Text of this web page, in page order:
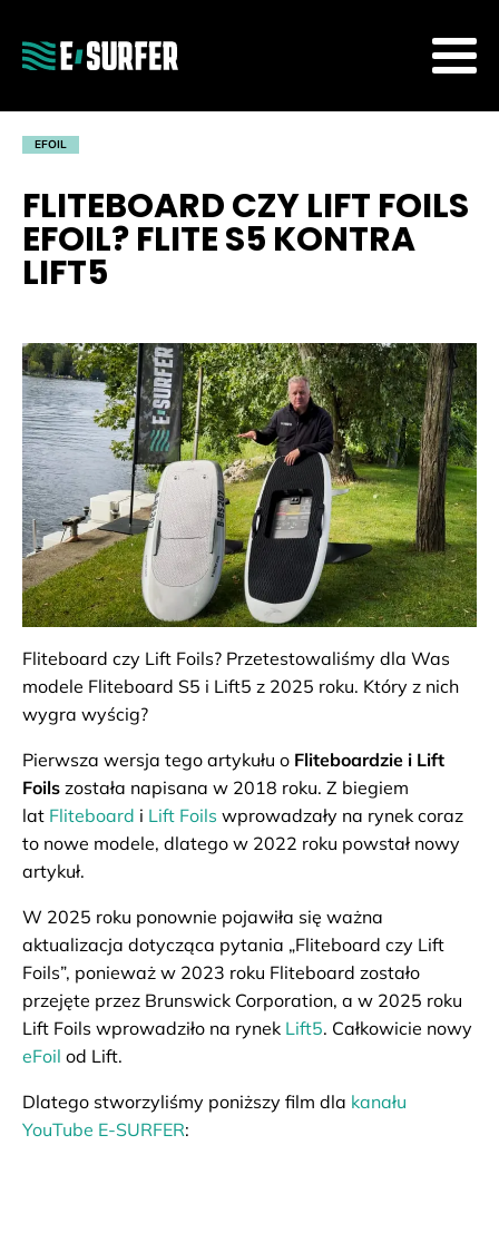
EFOIL
FLITEBOARD CZY LIFT FOILS
EFOIL? FLITE S5 KONTRA
LIFT5
Fliteboard czy Lift Foils? Przetestowaliśmy dla Was
modele Fliteboard S5 i Lift5 z 2025 roku. Który z nich
wygra wyścig?
Pierwsza wersja tego artykułu o Fliteboardzie i Lift
Foils została napisana w 2018 roku. Z biegiem
lat Fliteboard i Lift Foils wprowadzały na rynek coraz
to nowe modele, dlatego w 2022 roku powstał nowy
artykuł.
W 2025 roku ponownie pojawiła się ważna
aktualizacja dotycząca pytania „Fliteboard czy Lift
Foils”, ponieważ w 2023 roku Fliteboard zostało
przejęte przez Brunswick Corporation, a w 2025 roku
Lift Foils wprowadziło na rynek Lift5. Całkowicie nowy
eFoil od Lift.
Dlatego stworzyliśmy poniższy film dla kanału
YouTube E-SURFER: